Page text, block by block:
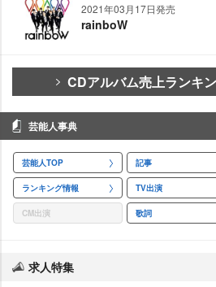
2021年03月17日発売
rainboW
CDアルバム売上ランキ
芸能人事典
芸能人TOP 記事
ランキング情報 TV出演
CM出演 歌詞
求人特集